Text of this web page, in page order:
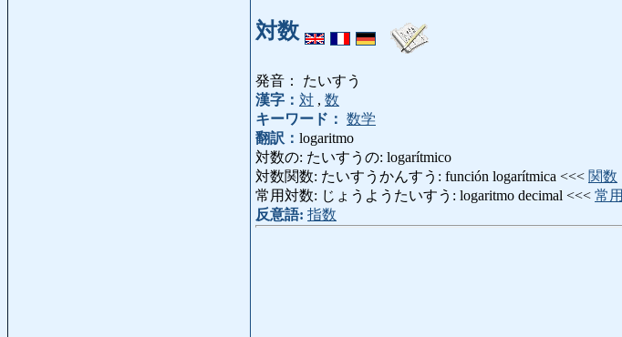
対数
発音： たいすう
漢字： 対 , 数
キーワード： 数学
翻訳： logaritmo
対数の: たいすうの: logarítmico
対数関数: たいすうかんすう: función logarítmica <<< 関数
常用対数: じょうようたいすう: logaritmo decimal <<< 常用
反意語: 指数